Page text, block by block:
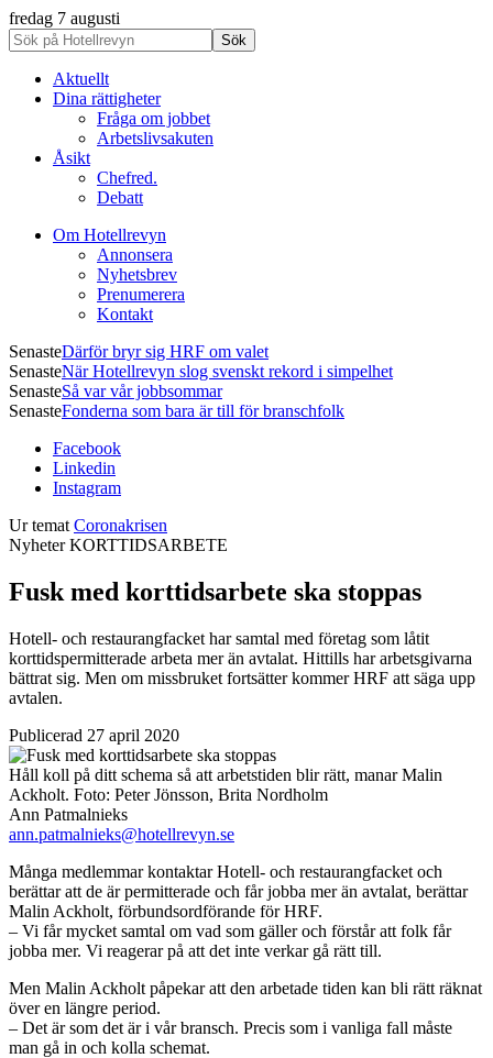
fredag 7 augusti
Aktuellt
Dina rättigheter
Fråga om jobbet
Arbetslivsakuten
Åsikt
Chefred.
Debatt
Om Hotellrevyn
Annonsera
Nyhetsbrev
Prenumerera
Kontakt
SenasteDärför bryr sig HRF om valet
SenasteNär Hotellrevyn slog svenskt rekord i simpelhet
SenasteSå var vår jobbsommar
SenasteFonderna som bara är till för branschfolk
Facebook
Linkedin
Instagram
Ur temat Coronakrisen
NyheterKORTTIDSARBETE
Fusk med korttidsarbete ska stoppas
Hotell- och restaurangfacket har samtal med företag som låtit
korttidspermitterade arbeta mer än avtalat. Hittills har arbetsgivarna
bättrat sig. Men om missbruket fortsätter kommer HRF att säga upp
avtalen.
Publicerad 27 april 2020
Håll koll på ditt schema så att arbetstiden blir rätt, manar Malin
Ackholt. Foto: Peter Jönsson, Brita Nordholm
Ann Patmalnieks
ann.patmalnieks@hotellrevyn.se
Många medlemmar kontaktar Hotell- och restaurangfacket och
berättar att de är permitterade och får jobba mer än avtalat, berättar
Malin Ackholt, förbundsordförande för HRF.
– Vi får mycket samtal om vad som gäller och förstår att folk får
jobba mer. Vi reagerar på att det inte verkar gå rätt till.
Men Malin Ackholt påpekar att den arbetade tiden kan bli rätt räknat
över en längre period.
– Det är som det är i vår bransch. Precis som i vanliga fall måste
man gå in och kolla schemat.